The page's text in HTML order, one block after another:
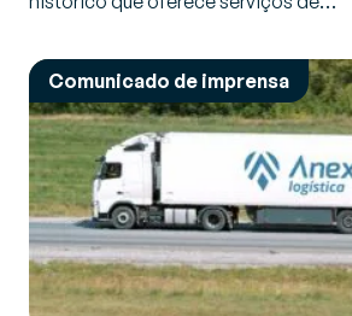
Comunicado de imprensa